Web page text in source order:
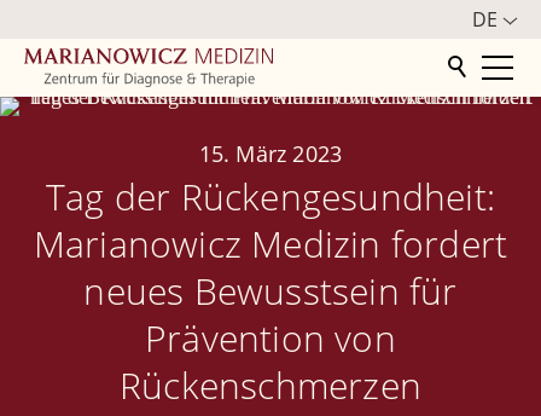
DE
Zentrum
Philosophie
Mediathek
Infos für internationale Patienten
15. März 2023
Tag der Rückengesundheit:
Marianowicz Medizin fordert
neues Bewusstsein für
Prävention von
Rückenschmerzen